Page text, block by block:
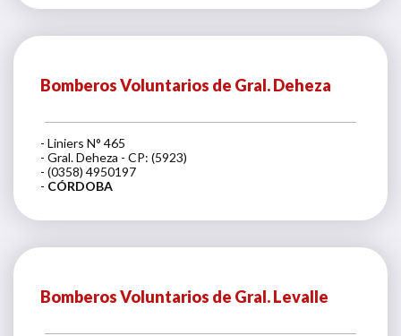
Bomberos Voluntarios de Gral. Deheza
- Liniers N° 465
- Gral. Deheza - CP: (5923)
- (0358) 4950197
- CÓRDOBA
Bomberos Voluntarios de Gral. Levalle